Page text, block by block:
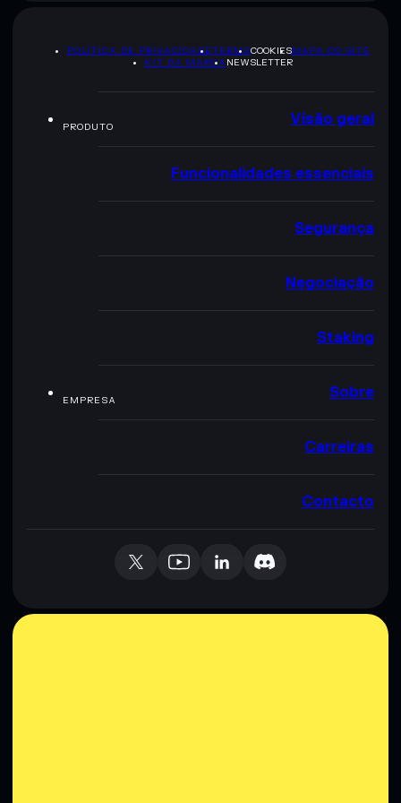
POLÍTICA DE PRIVACIDADETERMSCOOKIESMAPA DO SITE
KIT DA MARCA NEWSLETTER
PRODUTO Visão geral
Funcionalidades essenciais
Segurança
Negociação
Staking
EMPRESA Sobre
Carreiras
Contacto